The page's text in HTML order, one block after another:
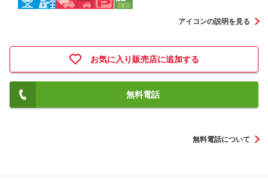
アイコンの説明を見る
お気に入り販売店に追加する
無料電話
無料電話について